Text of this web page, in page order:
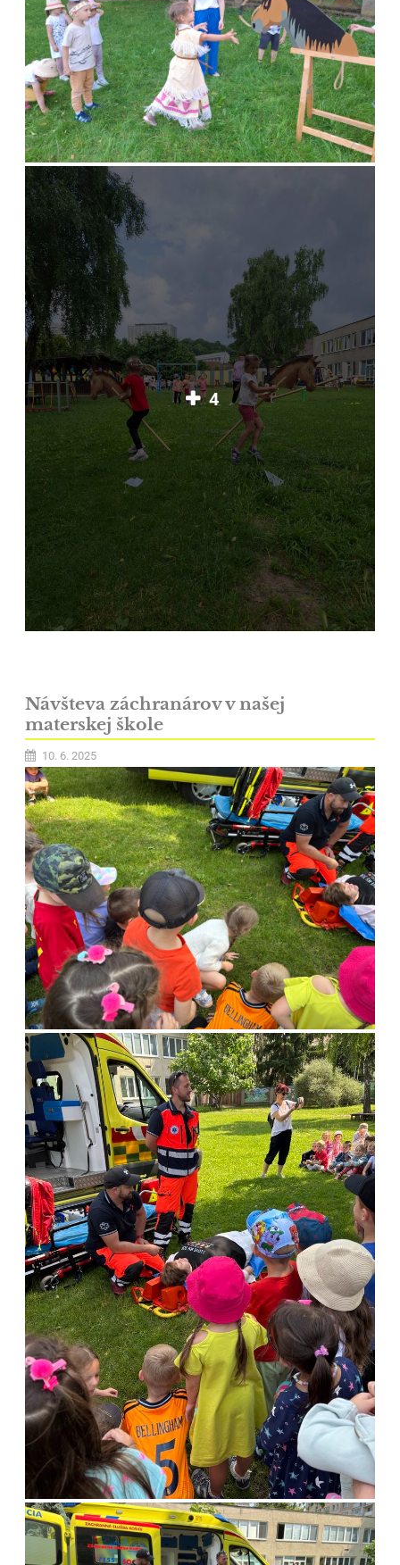
4
Návšteva záchranárov v našej
materskej škole
10. 6. 2025